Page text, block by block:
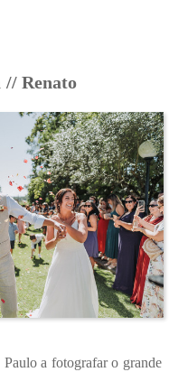
Renato
a fotografar o grande